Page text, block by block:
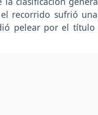
recorrido sufrió
pelear por el